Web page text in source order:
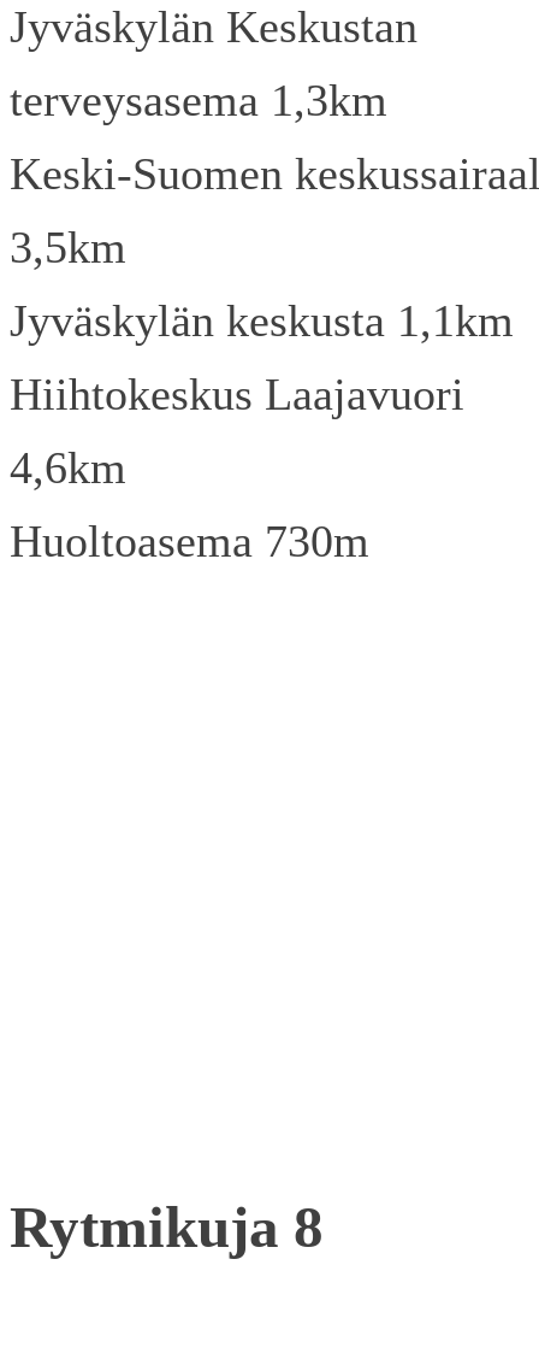
Jyväskylän Keskustan
terveysasema 1,3km
Keski-Suomen
3,5km
Jyväskylän keskusta 1,1km
Hiihtokeskus Laajavuori
4,6km
Huoltoasema 730m
Rytmikuja 8